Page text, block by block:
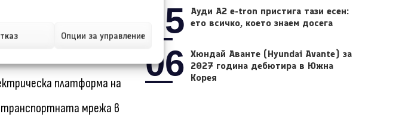
Опции за управление
за нуждите на
платформа на
транспортната мрежа в
05
Ауди A2 e-tron пристига тази есен:
ето всичко, което знаем досега
06 Хюндай Аванте (Hyundai Avante) за
2027 година дебютира в Южна
Корея